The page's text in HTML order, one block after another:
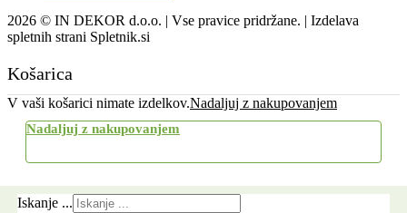
Iskanje ...
2026 © IN DEKOR d.o.o. | Vse pravice pridržane. | Izdelava
spletnih strani Spletnik.si
Košarica
V vaši košarici nimate izdelkov.Nadaljuj z nakupovanjem
Nadaljuj z nakupovanjem
Uporabi kupon